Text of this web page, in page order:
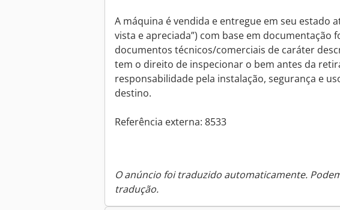
A máquina é vendida e entregue em seu estado
vista e apreciada”) com base em documentação
documentos técnicos/comerciais de caráter
tem o direito de inspecionar o bem antes da
responsabilidade pela instalação, segurança e
destino.
Referência externa: 8533
O anúncio foi traduzido automaticamente.
tradução.